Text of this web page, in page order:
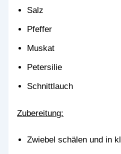
Salz
Pfeffer
Muskat
Petersilie
Schnittlauch
Zubereitung:
Zwiebel schälen und in